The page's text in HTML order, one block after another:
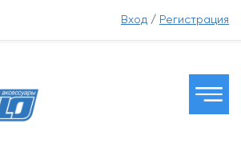
Вход / Регистрация